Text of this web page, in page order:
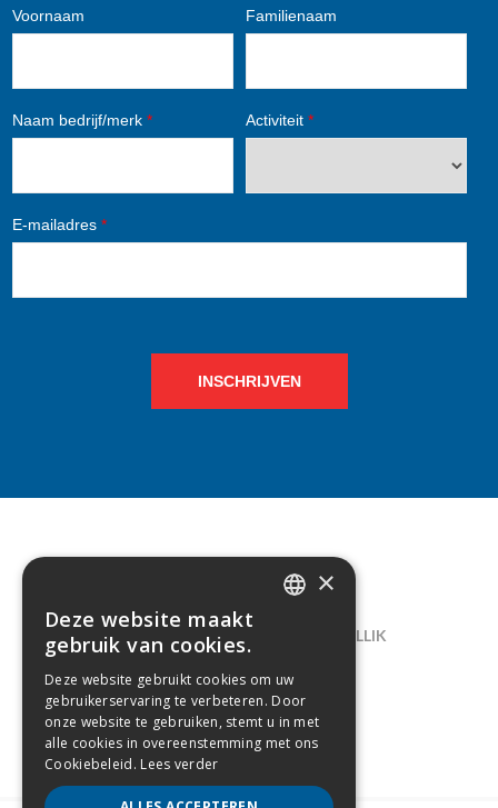
Voornaam Familienaam
Naam bedrijf/merk * Activiteit *
E-mailadres *
INSCHRIJVEN
CONTACT
LELIEGAARDE 22, B-1731 ZELLIK
02/238.10.11
INFO@CREAMODA.BE
BE0407.694.265
×
Deze website maakt
gebruik van cookies.
Deze website gebruikt cookies om uw
gebruikerservaring te verbeteren. Door
onze website te gebruiken, stemt u in met
alle cookies in overeenstemming met ons
Cookiebeleid. Lees verder